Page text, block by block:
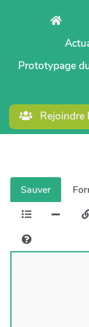
Aller au
Prototypage
Rejoindre
Sauver